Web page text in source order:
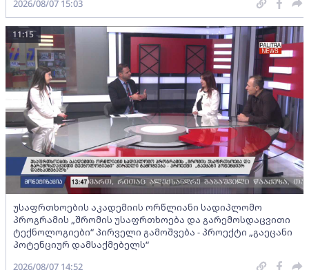
2026/08/07 15:03
უსაფრთხოების აკადემიის ორწლიანი სადიპლომო
პროგრამის „შრომის უსაფრთხოება და გარემოსდაცვითი
ტექნოლოგიები“ პირველი გამოშვება - პროექტი „გაეცანი
პოტენციურ დამსაქმებელს“
11:15
2026/08/07 14:52